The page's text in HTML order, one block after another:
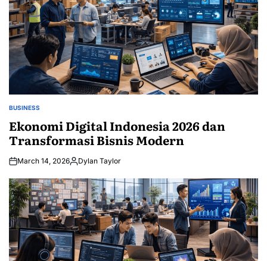
POSTED
BUSINESS
Ekonomi Digital Indonesia 2026 dan
Transformasi Bisnis Modern
March 14, 2026Posted
Dylan Taylor